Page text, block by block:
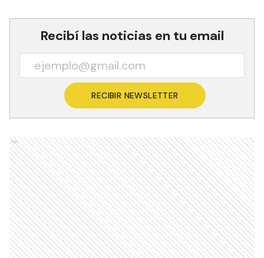
Recibí las noticias en tu email
RECIBIR NEWSLETTER
Ads